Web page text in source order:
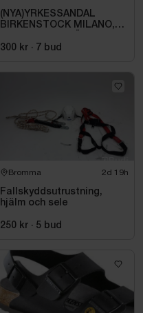
(NYA)YRKESSANDAL
BIRKENSTOCK MILANO,
SVART. STL 42
300 kr · 7 bud
Bromma 2d 19h
Fallskyddsutrustning,
hjälm och sele
250 kr · 5 bud